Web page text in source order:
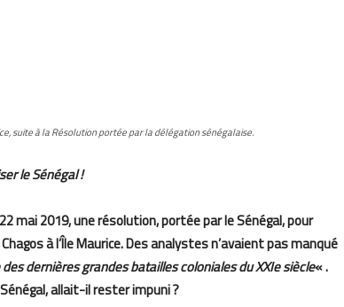
suite à la Résolution portée par la délégation sénégalaise.
le Sénégal !
mai 2019, une résolution, portée par le Sénégal, pour
à l’Île Maurice. Des analystes n’avaient pas manqué
des dernières grandes batailles coloniales du XXIe siècle« .
allait-il rester impuni ?